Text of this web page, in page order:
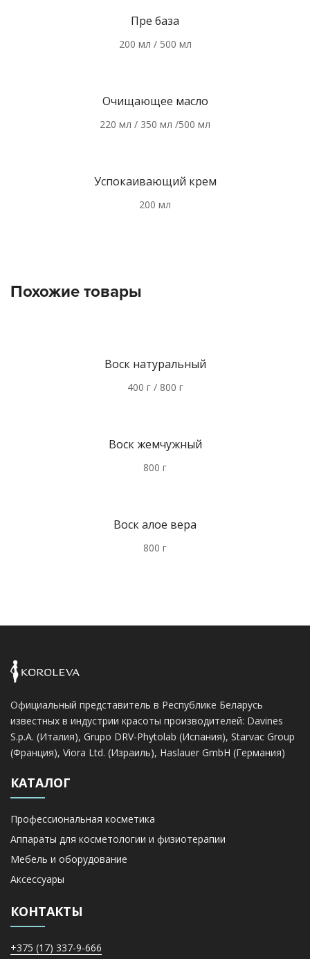
Пре база
200 мл / 500 мл
Очищающее масло
220 мл / 350 мл /500 мл
Успокаивающий крем
200 мл
Похожие товары
Воск натуральный
400 г / 800 г
Воск жемчужный
800 г
Воск алое вера
800 г
Официальный представитель в Республике Беларусь
известных в индустрии красоты производителей: Davines
S.p.A. (Италия), Grupo DRV-Phytolab (Испания), Starvac Group
(Франция), Viora Ltd. (Израиль), Haslauer GmbH (Германия)
КАТАЛОГ
Профессиональная косметика
Аппараты для косметологии и физиотерапии
Мебель и оборудование
Аксессуары
КОНТАКТЫ
+375 (17) 337-9-666